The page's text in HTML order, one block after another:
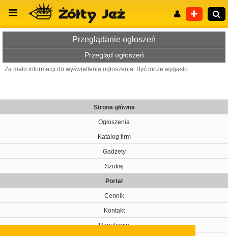
Przeglądanie ogłoszeń
Przegląd ogłoszeń
Za mało informacji do wyświetlenia ogłoszenia. Być może wygasło.
Strona główna
Ogłoszenia
Katalog firm
Gadżety
Szukaj
Portal
Cennik
Kontakt
Regulamin